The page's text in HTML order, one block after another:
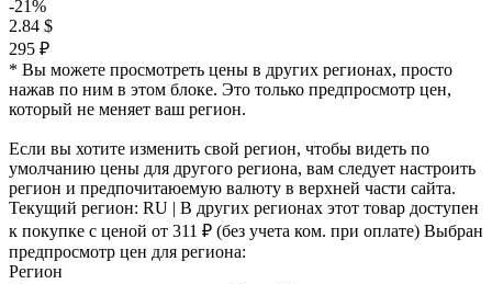
-21%
2.84 $
295 ₽
* Вы можете просмотреть цены в других регионах, просто
нажав по ним в этом блоке. Это только предпросмотр цен,
который не меняет ваш регион.
Если вы хотите изменить свой регион, чтобы видеть по
умолчанию цены для другого региона, вам следует настроить
регион и предпочитаюемую валюту в верхней части сайта.
Текущий регион: RU | В других регионах этот товар доступен
к покупке с ценой от 311 ₽ (без учета ком. при оплате) Выбран
предпросмотр цен для региона:
Регион